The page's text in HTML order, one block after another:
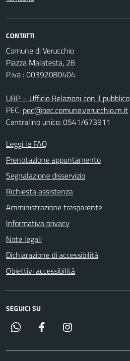
CONTATTI
Comune di Verucchio
Piazza Malatesta, 28
P.iva : 00392080404
URP – Ufficio Relazioni con il pubblico
PEC: pec@pec.comune.verucchio.rn.it
Centralino unico: 0541/673911
Leggi le FAQ
Prenotazione appuntamento
Segnalazione disservizio
Richiesta assistenza
Amministrazione trasparente
Informativa privacy
Note legali
Dichiarazione di accessibilità
Obiettivi accessibilità
SEGUICI SU
Whatsapp Facebook